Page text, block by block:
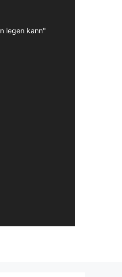
legen kann"